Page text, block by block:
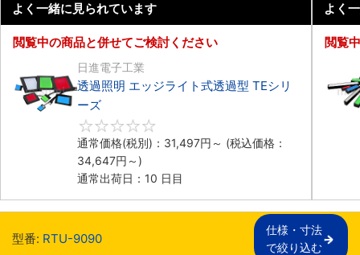
よく一緒に見られています
閲覧中の商品と併せてご検討ください
日進電子工業
透過照明 エッジライト式透過型 TEシリ
ーズ
通常価格(税別)： 31,497円 ～ (税込価格：
34,647円 ～)
通常出荷日：10 日目
よく
閲覧
型番: RTU-9090
仕様・寸法
で絞り込む